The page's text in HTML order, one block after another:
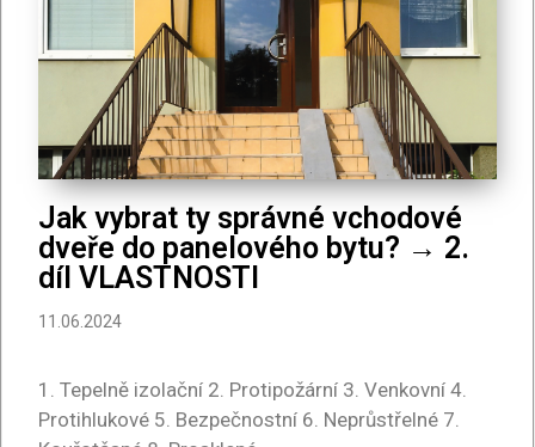
Jak vybrat ty správné vchodové
dveře do panelového bytu? → 2.
díl VLASTNOSTI
11.06.2024
1. Tepelně izolační 2. Protipožární 3. Venkovní 4.
Protihlukové 5. Bezpečnostní 6. Neprůstřelné 7.